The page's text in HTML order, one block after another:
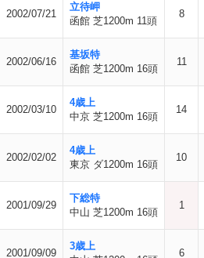
2002/07/21
立待岬
函館 芝1200m 11頭
8
2002/06/16
基坂特
函館 芝1200m 16頭
11
2002/03/10
4歳上
中京 芝1200m 16頭
14
2002/02/02
4歳上
東京 ダ1200m 16頭
10
2001/09/29
下総特
中山 芝1200m 16頭
1
2001/09/09
3歳上
6